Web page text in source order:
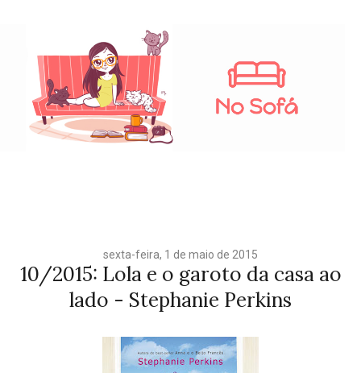
sexta-feira, 1 de maio de 2015
10/2015: Lola e o garoto da casa ao
lado - Stephanie Perkins